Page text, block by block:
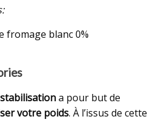
fromage blanc 0%
a pour but de
votre poids. À l’issus de cette